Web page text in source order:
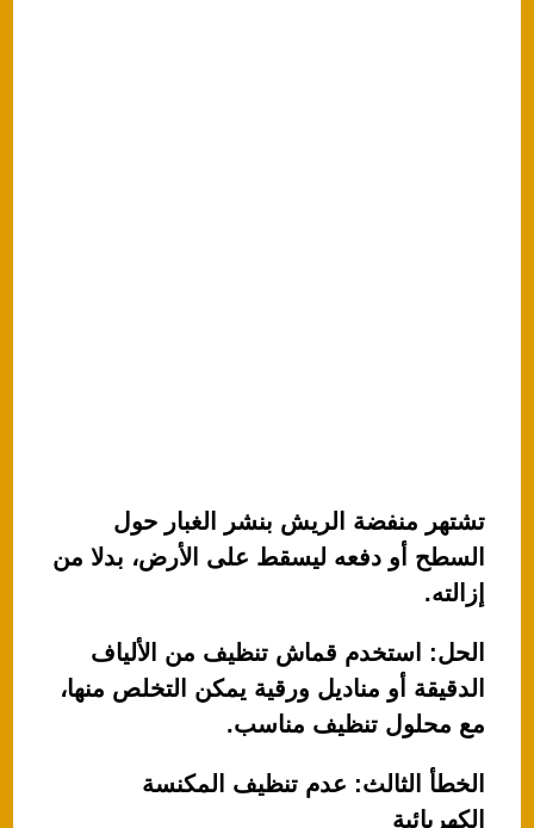
تشتهر منفضة الريش بنشر الغبار حول
السطح أو دفعه ليسقط على الأرض، بدلا من
إزالته.
الحل: استخدم قماش تنظيف من الألياف
الدقيقة أو مناديل ورقية يمكن التخلص منها،
مع محلول تنظيف مناسب.
الخطأ الثالث: عدم تنظيف المكنسة
الكهربائية